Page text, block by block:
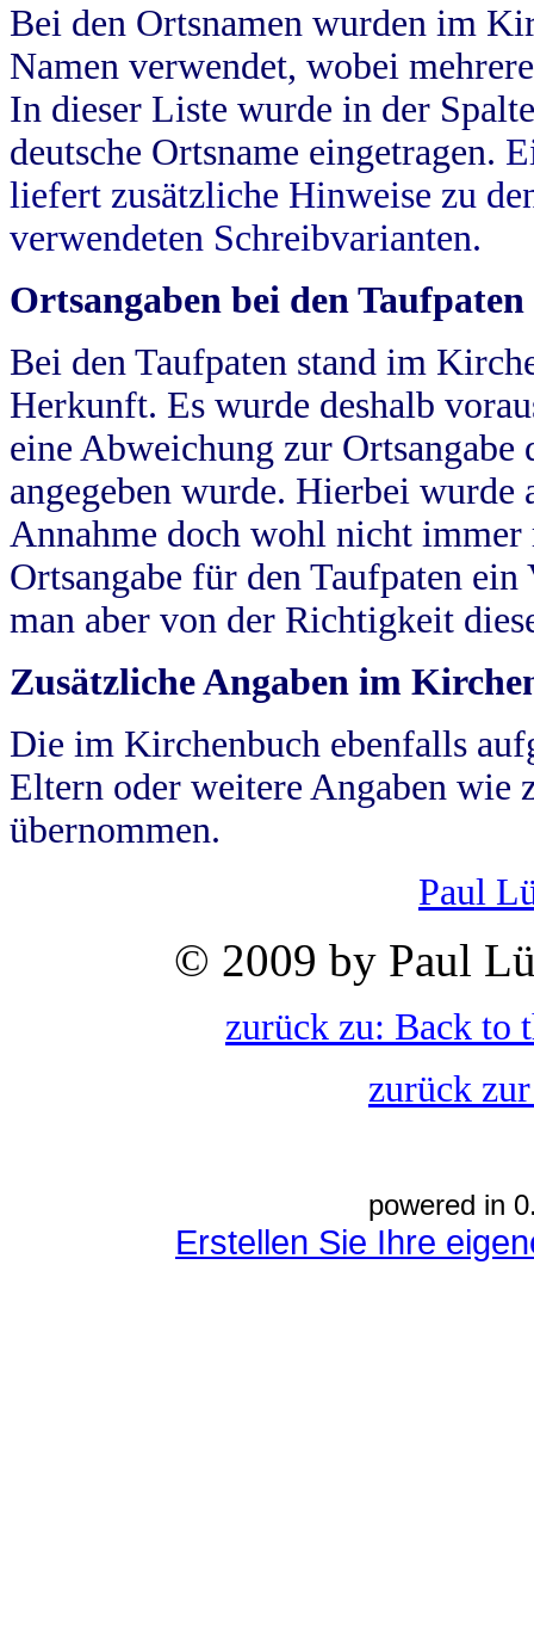
Bei den Ortsnamen wurden im
Namen verwendet, wobei
In dieser Liste wurde in der
deutsche Ortsname eingetragen.
liefert zusätzliche Hinweise zu
verwendeten Schreibvarianten.
Ortsangaben bei den Taufpaten
Bei den Taufpaten stand im
Herkunft. Es wurde deshalb
eine Abweichung zur
angegeben wurde. Hierbei wurde
Annahme doch wohl nicht
Ortsangabe für den Taufpaten
man aber von der Richtigkeit
Zusätzliche Angaben im
Die im Kirchenbuch ebenfalls
Eltern oder weitere Angaben wie
übernommen.
Paul
© 2009 by Paul
zurück zu: Back to
zurück
powered in
Erstellen Sie Ihre